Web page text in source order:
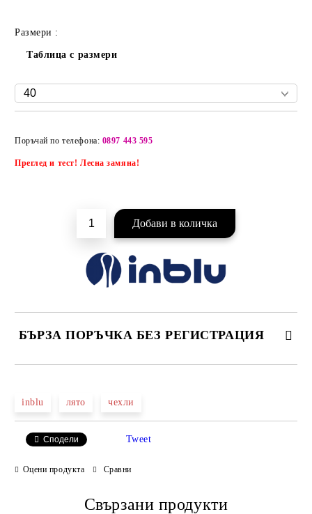
Размери :
Таблица с размери
Поръчай по телефона: 0897 443 595
Преглед и тест! Лесна замяна!
БЪРЗА ПОРЪЧКА БЕЗ РЕГИСТРАЦИЯ
Ние ще се свържем с вас в рамките на работния ден.
inblu лято чехли
Сподели Tweet
Оцени продукта Сравни
Свързани продукти